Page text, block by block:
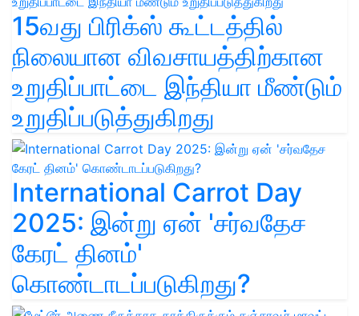
15வது பிரிக்ஸ் கூட்டத்தில்
நிலையான விவசாயத்திற்கான
உறுதிப்பாட்டை இந்தியா மீண்டும்
உறுதிப்படுத்துகிறது
International Carrot Day
2025: இன்று ஏன் 'சர்வதேச
கேரட் தினம்'
கொண்டாடப்படுகிறது?